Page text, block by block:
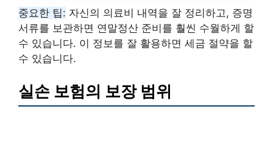
중요한 팁: 자신의 의료비 내역을 잘 정리하고, 증명
서류를 보관하면 연말정산 준비를 훨씬 수월하게 할
수 있습니다. 이 정보를 잘 활용하면 세금 절약을 할
수 있습니다.
실손 보험의 보장 범위